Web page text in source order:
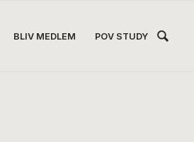
BLIV MEDLEM POV STUDY